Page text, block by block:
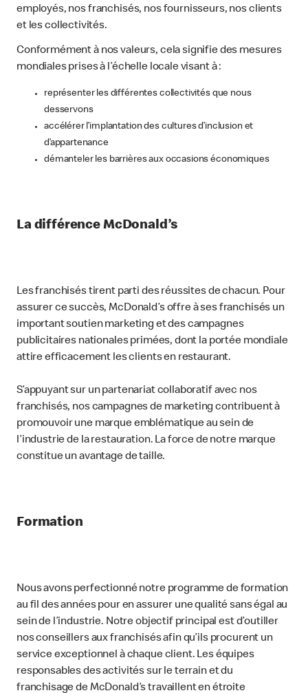
employés, nos franchisés, nos fournisseurs, nos clients
et les collectivités.
Conformément à nos valeurs, cela signifie des mesures
mondiales prises à l’échelle locale visant à :
représenter les différentes collectivités que nous
desservons
accélérer l’implantation des cultures d’inclusion et
d’appartenance
démanteler les barrières aux occasions économiques
La différence McDonald’s
Les franchisés tirent parti des réussites de chacun. Pour
assurer ce succès, McDonald’s offre à ses franchisés un
important soutien marketing et des campagnes
publicitaires nationales primées, dont la portée mondiale
attire efficacement les clients en restaurant.
S’appuyant sur un partenariat collaboratif avec nos
franchisés, nos campagnes de marketing contribuent à
promouvoir une marque emblématique au sein de
l’industrie de la restauration. La force de notre marque
constitue un avantage de taille.
Formation
Nous avons perfectionné notre programme de formation
au fil des années pour en assurer une qualité sans égal au
sein de l’industrie. Notre objectif principal est d’outiller
nos conseillers aux franchisés afin qu’ils procurent un
service exceptionnel à chaque client. Les équipes
responsables des activités sur le terrain et du
franchisage de McDonald’s travaillent en étroite